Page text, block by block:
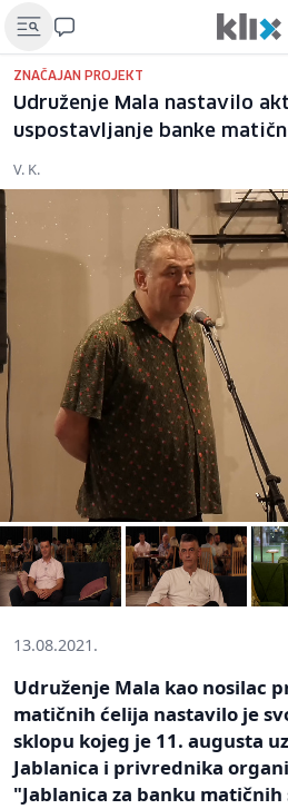
ZNAČAJAN PROJEKT
Udruženje Mala nastavilo
uspostavljanje banke
V. K.
13.08.2021.
Udruženje Mala kao nosilac
matičnih ćelija nastavilo je
sklopu kojeg je 11. augusta
Jablanica i privrednika
"Jablanica za banku